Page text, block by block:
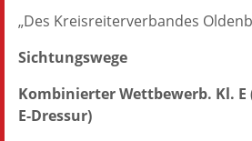
„Des Kreisreiterverbandes
Sichtungswege
Kombinierter Wettbewerb. Kl. E
E-Dressur)